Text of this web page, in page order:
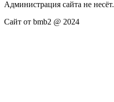
Администрация сайта не несёт.
Сайт от bmb2 @ 2024